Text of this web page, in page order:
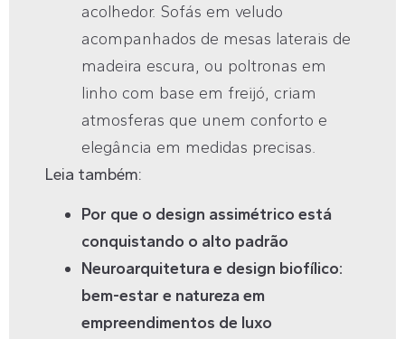
acolhedor. Sofás em veludo
acompanhados de mesas laterais de
madeira escura, ou poltronas em
linho com base em freijó, criam
atmosferas que unem conforto e
elegância em medidas precisas.
Leia também:
Por que o design assimétrico está
conquistando o alto padrão
Neuroarquitetura e design biofílico:
bem-estar e natureza em
empreendimentos de luxo